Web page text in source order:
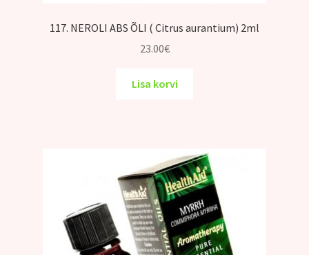
117. NEROLI ABS ÕLI ( Citrus aurantium) 2ml
23.00€
Lisa korvi